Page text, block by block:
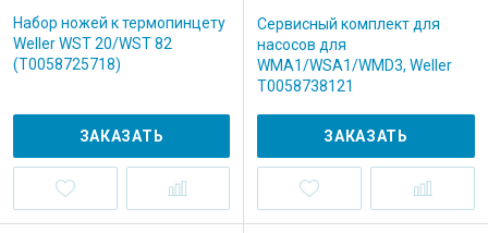
Набор ножей к термопинцету
Weller WST 20/WST 82
(T0058725718)
ЗАКАЗАТЬ
Сервисный комплект для
насосов для
WMA1/WSA1/WMD3, Weller
T0058738121
ЗАКАЗАТЬ